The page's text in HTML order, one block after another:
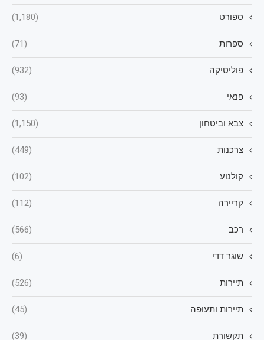
ספורט (1,180)
ספרות (71)
פוליטיקה (932)
פנאי (93)
צבא וביטחון (1,150)
צרכנות (449)
קולנוע (102)
קריירה (112)
רכב (566)
שוגר דדי (6)
תיירות (526)
תיירות ותעופה (45)
תקשורת (39)